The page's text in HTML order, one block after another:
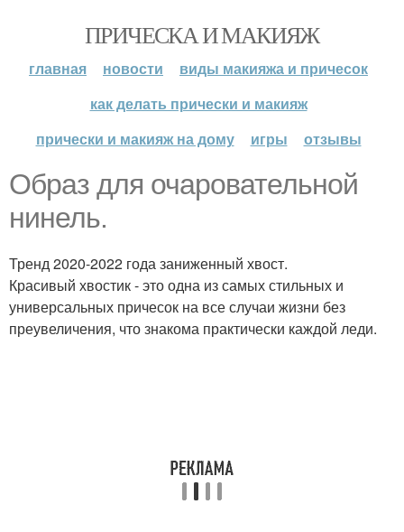
ПРИЧЕСКА И МАКИЯЖ
главная новости
виды макияжа и причесок
как делать прически и макияж
прически и макияж на дому
игры отзывы
Образ для очаровательной
нинель.
Тренд 2020-2022 года заниженный хвост.
Красивый хвостик - это одна из самых стильных и
универсальных причесок на все случаи жизни без
преувеличения, что знакома практически каждой леди.